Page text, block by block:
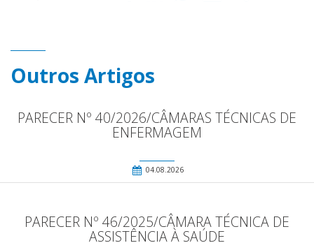
Outros Artigos
PARECER Nº 40/2026/CÂMARAS TÉCNICAS DE
ENFERMAGEM
04.08.2026
PARECER Nº 46/2025/CÂMARA TÉCNICA DE
ASSISTÊNCIA À SAÚDE